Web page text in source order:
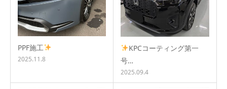
PPF施工
2025.11.8
KPCコーティング第一
号…
2025.09.4